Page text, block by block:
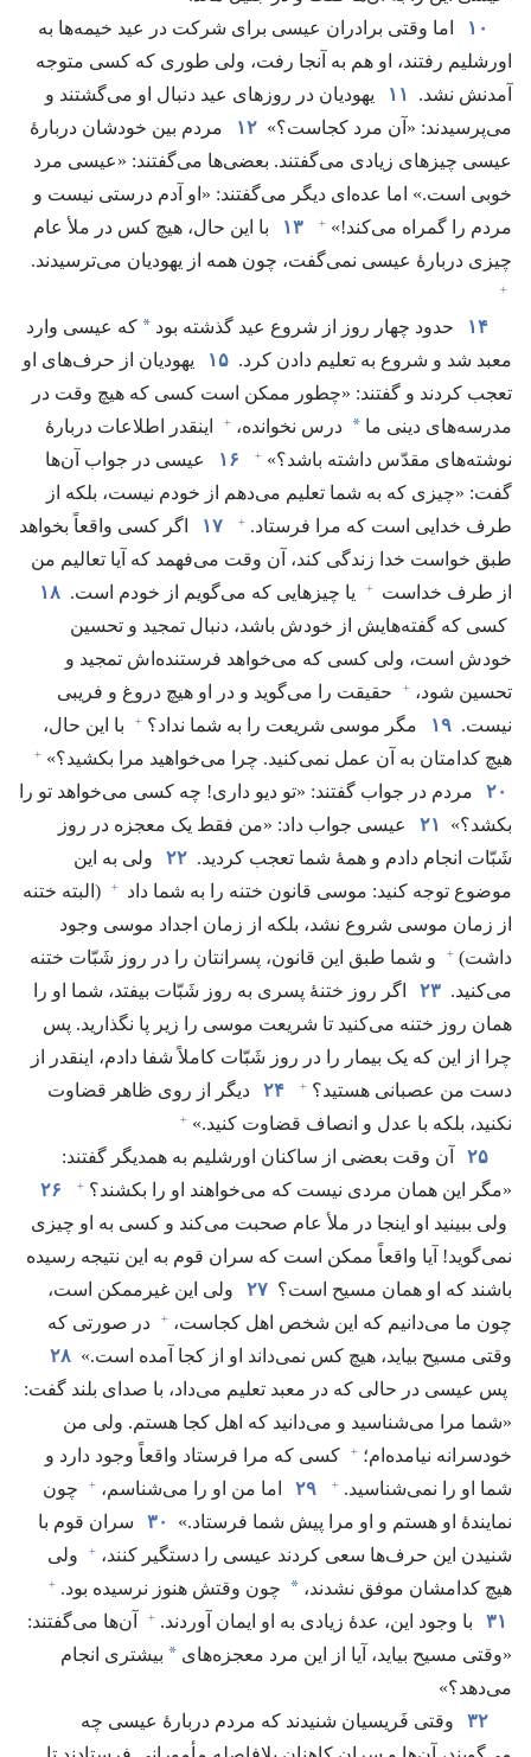
۱۰
اما وقتی برادران عیسی برای شرکت در عید خیمه‌ها به
اورشلیم رفتند،‏ او هم به آنجا رفت،‏ ولی طوری که کسی متوجه
آمدنش نشد.‏
۱۱
یهودیان در روزهای عید دنبال او می‌گشتند و
می‌پرسیدند:‏ «آن مرد کجاست؟‏» ۱۲
مردم بین خودشان دربارهٔ
عیسی چیزهای زیادی می‌گفتند.‏ بعضی‌ها می‌گفتند:‏ «عیسی مرد
خوبی است.‏» اما عده‌ای دیگر می‌گفتند:‏ «او آدم درستی نیست و
مردم را گمراه می‌کند!‏»‏ + ۱۳
با این حال،‏ هیچ کس در ملأ عام
چیزی دربارهٔ عیسی نمی‌گفت،‏ چون همه از یهودیان می‌ترسیدند.‏
+
۱۴ حدود چهار روز از شروع عید گذشته بود * که عیسی وارد
معبد شد و شروع به تعلیم دادن کرد.‏ ۱۵
یهودیان از حرف‌های او
تعجب کردند و گفتند:‏ «چطور ممکن است کسی که هیچ وقت در
مدرسه‌های دینی ما * درس نخوانده،‏ +
اینقدر اطلاعات دربارهٔ
نوشته‌های مقدّس داشته باشد؟‏»‏ + ۱۶
عیسی در جواب آن‌ها
گفت:‏ «چیزی که به شما تعلیم می‌دهم از خودم نیست،‏ بلکه از
طرف خدایی است که مرا فرستاد.‏ + ۱۷
اگر کسی واقعاً بخواهد
طبق خواست خدا زندگی کند،‏ آن وقت می‌فهمد که آیا تعالیم من
از طرف خداست
+ یا چیزهایی که می‌گویم از خودم است.‏ ۱۸
کسی که گفته‌هایش از خودش باشد،‏ دنبال تمجید و تحسین
خودش است،‏ ولی کسی که می‌خواهد فرستنده‌اش تمجید و
تحسین شود،‏ +
حقیقت را می‌گوید و در او هیچ دروغ و فریبی
نیست.‏ ۱۹ مگر موسی شریعت را به شما نداد؟‏ +
با این حال،‏
هیچ کدامتان به آن عمل نمی‌کنید.‏ چرا می‌خواهید مرا بکشید؟‏»‏ +
۲۰
مردم در جواب گفتند:‏ «تو دیو داری!‏ چه کسی می‌خواهد تو را
بکشد؟‏»
۲۱
عیسی جواب داد:‏ «من فقط یک معجزه در روز
شَبّات انجام دادم و همهٔ شما تعجب کردید.‏ ۲۲
ولی به این
موضوع توجه کنید:‏ موسی قانون ختنه را به شما داد
+
(‏البته ختنه
از زمان موسی شروع نشد،‏ بلکه از زمان اجداد موسی وجود
داشت)‏ +
و شما طبق این قانون،‏ پسرانتان را در روز شَبّات ختنه
می‌کنید.‏ ۲۳
اگر روز ختنهٔ پسری به روز شَبّات بیفتد،‏ شما او را
همان روز ختنه می‌کنید تا شریعت موسی را زیر پا نگذارید.‏ پس
چرا از این که یک بیمار را در روز شَبّات کاملاً شفا دادم،‏ اینقدر از
دست من عصبانی هستید؟‏ + ۲۴
دیگر از روی ظاهر قضاوت
نکنید،‏ بلکه با عدل و انصاف قضاوت کنید.‏»‏ +
۲۵
آن وقت بعضی از ساکنان اورشلیم به همدیگر گفتند:‏
«مگر این همان مردی نیست که می‌خواهند او را بکشند؟‏ +
۲۶
ولی ببینید او اینجا در ملأ عام صحبت می‌کند و کسی به او چیزی
نمی‌گوید!‏ آیا واقعاً ممکن است که سران قوم به این نتیجه رسیده
باشند که او همان مسیح است؟‏ ۲۷
ولی این غیرممکن است،‏
چون ما می‌دانیم که این شخص اهل کجاست،‏ +
در صورتی که
وقتی مسیح بیاید،‏ هیچ کس نمی‌داند او از کجا آمده است.‏» ۲۸
پس عیسی در حالی که در معبد تعلیم می‌داد،‏ با صدای بلند گفت:‏
«شما مرا می‌شناسید و می‌دانید که اهل کجا هستم.‏ ولی من
خودسرانه نیامده‌ام؛‏ +
کسی که مرا فرستاد واقعاً وجود دارد و
شما او را نمی‌شناسید.‏ + ۲۹ اما من او را می‌شناسم،‏ +
چون
نمایندهٔ او هستم و او مرا پیش شما فرستاد.‏»
۳۰
سران قوم با
شنیدن این حرف‌ها سعی کردند عیسی را دستگیر کنند،‏ +
ولی
هیچ کدامشان موفق نشدند،‏ * چون وقتش هنوز نرسیده بود.‏ +
۳۱ با وجود این،‏ عدهٔ زیادی به او ایمان آوردند.‏ +
آن‌ها می‌گفتند:‏
«وقتی مسیح بیاید،‏ آیا از این مرد معجزه‌های * بیشتری انجام
می‌دهد؟‏»‏
۳۲
وقتی فَریسیان شنیدند که مردم دربارهٔ عیسی چه